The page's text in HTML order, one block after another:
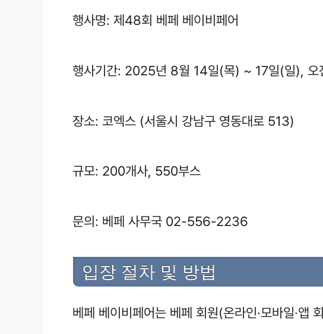
행사명: 제48회 베페 베이비페어
행사기간: 2025년 8월 14일(목) ~ 17일(일), 오
장소: 코엑스 (서울시 강남구 영동대로 513)
규모: 200개사, 550부스
문의: 베페 사무국 02-556-2236
입장 절차 및 방법
베페 베이비페어는 베페 회원(온라인·모바일·앱